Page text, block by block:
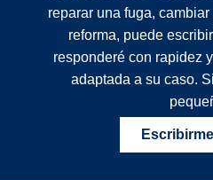
reparar una fuga,
reforma, puede
responderé con rapidez
adaptada a su caso.